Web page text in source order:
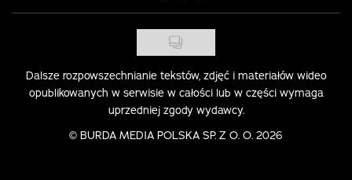
Dalsze rozpowszechnianie tekstów, zdjęć i materiałów wideo
opublikowanych w serwisie w całości lub w części wymaga
uprzedniej zgody wydawcy.
© BURDA MEDIA POLSKA SP. Z O. O. 2026